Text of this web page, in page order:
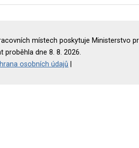
místech poskytuje Ministerstvo
proběhla dne 8. 8. 2026.
osobních údajů